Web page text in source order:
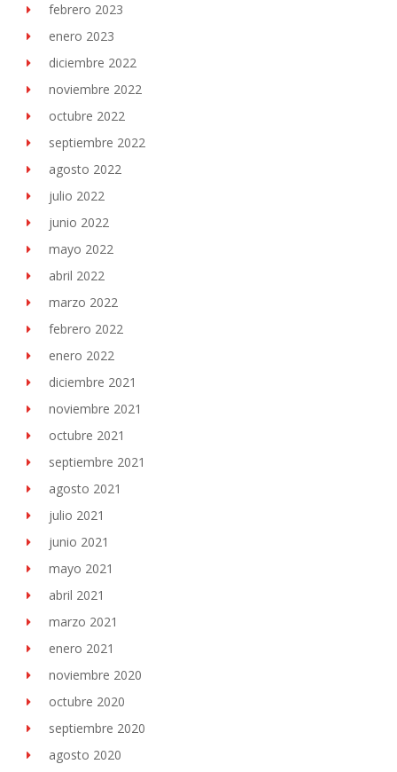
febrero 2023
enero 2023
diciembre 2022
noviembre 2022
octubre 2022
septiembre 2022
agosto 2022
julio 2022
junio 2022
mayo 2022
abril 2022
marzo 2022
febrero 2022
enero 2022
diciembre 2021
noviembre 2021
octubre 2021
septiembre 2021
agosto 2021
julio 2021
junio 2021
mayo 2021
abril 2021
marzo 2021
enero 2021
noviembre 2020
octubre 2020
septiembre 2020
agosto 2020